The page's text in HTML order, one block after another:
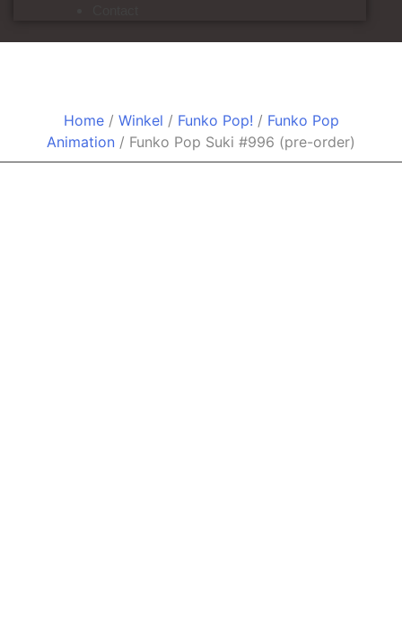
Home/ Winkel / Funko Pop! / Funko Pop
Animation / Funko Pop Suki #996 (pre-order)